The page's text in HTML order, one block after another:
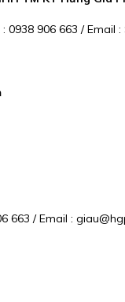
0938 906 663 / Email
663 / Email :